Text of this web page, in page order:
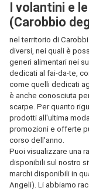
I volantini e
(Carobbio
nel territorio di
diversi, nei quali è
generi alimentari nei
dedicati al fai-da-te,
come quelli dedicati
è anche conosciuta
scarpe. Per quanto
prodotti all'ultima
promozioni e offerte
corso dell'anno.
Puoi visualizzare una
disponibili sul nostro
marchi disponibili in
Angeli). Li abbiamo